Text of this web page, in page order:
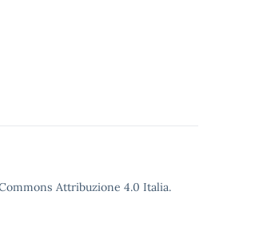
Attribuzione 4.0 Italia.